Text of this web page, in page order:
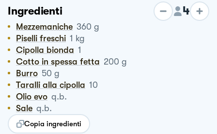
Ingredienti 4
Mezzemaniche 360 g
Piselli freschi 1 kg
Cipolla bionda 1
Cotto in spessa fetta 200 g
Burro 50 g
Taralli alla cipolla 10
Olio evo q.b.
Sale q.b.
Copia ingredienti